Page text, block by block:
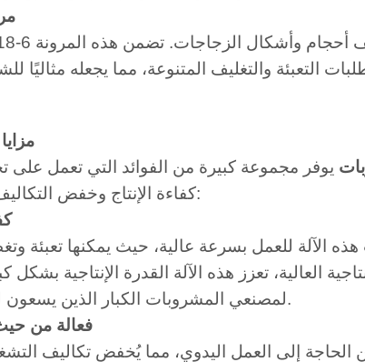
التعبئة والتغليف المتنوعة، مما يجعله مثاليًا
يوفر مجموعة كبيرة من الفوائد التي تعمل على
كفاءة الإنتاج وخفض التكاليف وتعزيز جودة المنتج:
الآلة للعمل بسرعة عالية، حيث يمكنها تعبئة
العالية، تعزز هذه الآلة القدرة الإنتاجية بشكل
لمصنعي المشروبات الكبار الذين يسعون لتلبية الطلب المرتفع.
2. فعالة من
الحاجة إلى العمل اليدوي، مما يُخفض تكاليف